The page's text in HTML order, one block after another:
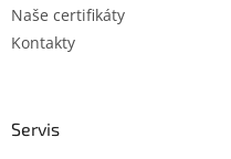
Naše certifikáty
Kontakty
Servis